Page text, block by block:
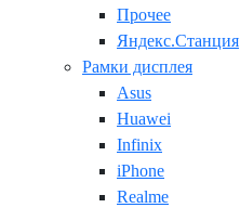
Прочее
Яндекс.Станция
Рамки дисплея
Asus
Huawei
Infinix
iPhone
Realme